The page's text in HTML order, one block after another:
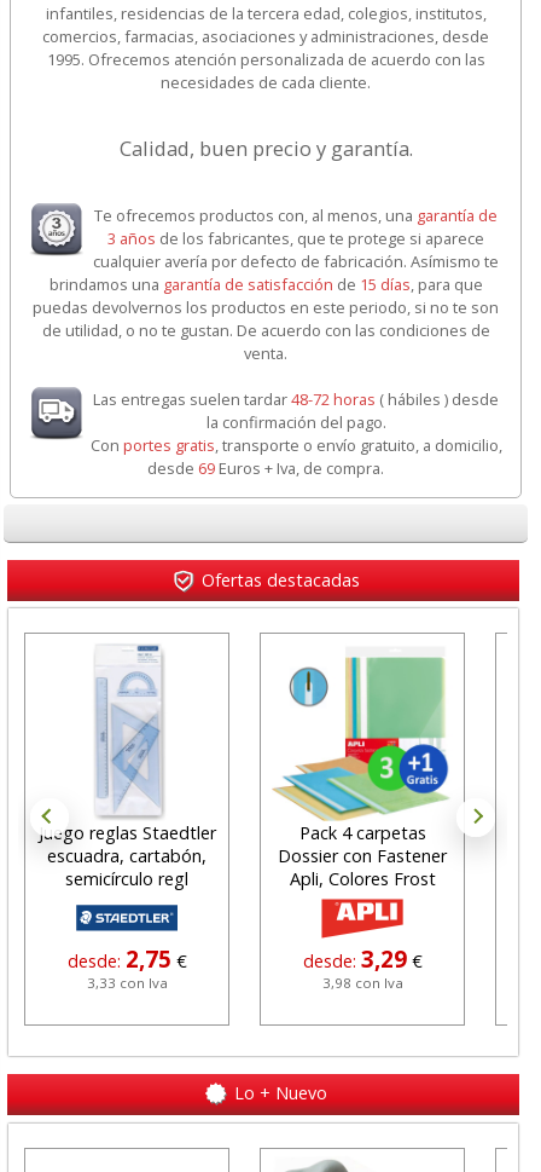
infantiles, residencias de la tercera edad, colegios, institutos,
comercios, farmacias, asociaciones y administraciones, desde
1995. Ofrecemos atención personalizada de acuerdo con las
necesidades de cada cliente.
Calidad, buen precio y garantía.
Te ofrecemos productos con, al menos, una garantía de
3 años de los fabricantes, que te protege si aparece
cualquier avería por defecto de fabricación. Asímismo te
brindamos una garantía de satisfacción de 15 días, para que
puedas devolvernos los productos en este periodo, si no te son
de utilidad, o no te gustan. De acuerdo con las condiciones de
venta.
Las entregas suelen tardar48-72 horas ( hábiles ) desde
la confirmación del pago.
Con portes gratis, transporte o envío gratuito, a domicilio,
desde 69 Euros + Iva, de compra.
Ofertas destacadas
Juego reglas Staedtler
escuadra, cartabón,
semicírculo regl
desde: 2,75 €
3,33 con Iva
Pack 4 carpetas
Dossier con Fastener
Apli, Colores Frost
desde: 3,29 €
3,98 con Iva
Lo + Nuevo